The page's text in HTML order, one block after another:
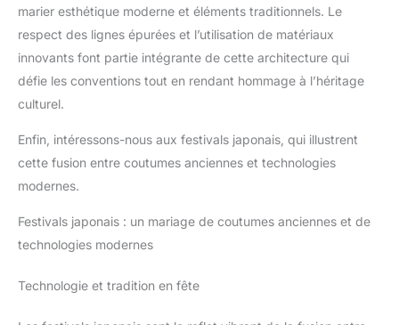
marier esthétique moderne et éléments traditionnels. Le
respect des lignes épurées et l’utilisation de matériaux
innovants font partie intégrante de cette architecture qui
défie les conventions tout en rendant hommage à l’héritage
culturel.
Enfin, intéressons-nous aux festivals japonais, qui illustrent
cette fusion entre coutumes anciennes et technologies
modernes.
Festivals japonais : un mariage de coutumes anciennes et de
technologies modernes
Technologie et tradition en fête